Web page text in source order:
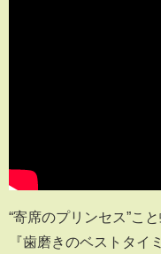
“寄席のプリンセス”こ
『歯磨きのベストタイ